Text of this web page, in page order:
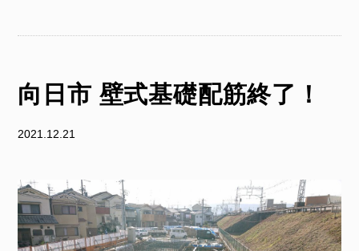
向日市 壁式基礎配筋終了！
2021.12.21